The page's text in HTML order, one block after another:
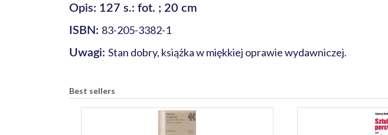
Opis: 127 s.: fot. ; 20 cm
ISBN: 83-205-3382-1
Uwagi: Stan dobry, książka w miękkiej oprawie wydawniczej.
Best sellers